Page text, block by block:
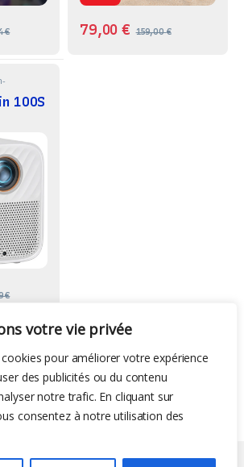
votre vie privée
pour améliorer votre expérience
des publicités ou du contenu
notre trafic. En cliquant sur
consentez à notre utilisation des
€ 79,00€ 159,00€
100S
€